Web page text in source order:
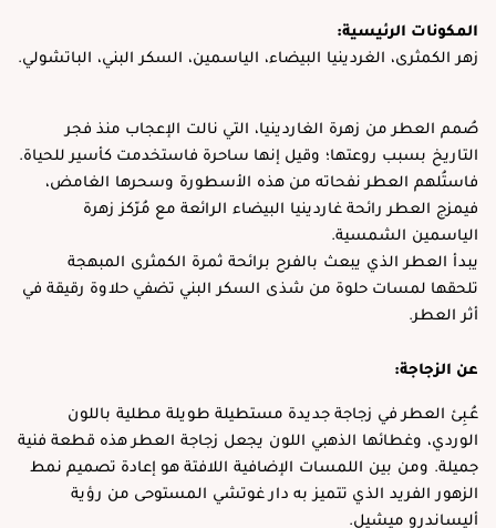
المكونات الرئيسية:
زهر الكمثرى، الغردينيا البيضاء، الياسمين، السكر البني، الباتشولي.
صُمم العطر من زهرة الغاردينيا، التي نالت الإعجاب منذ فجر
التاريخ بسبب روعتها؛ وقيل إنها ساحرة فاستخدمت كأسير للحياة.
فاستُلهم العطر نفحاته من هذه الأسطورة وسحرها الغامض،
فيمزج العطر رائحة غاردينيا البيضاء الرائعة مع مُرّكز زهرة
الياسمين الشمسية.
يبدأ العطر الذي يبعث بالفرح برائحة ثمرة الكمثرى المبهجة
تلحقها لمسات حلوة من شذى السكر البني تضفي حلاوة رقيقة في
أثر العطر.
عن الزجاجة:
عُـبِئ العطر في زجاجة جديدة مستطيلة طويلة مطلية باللون
الوردي، وغطائها الذهبي اللون يجعل زجاجة العطر هذه قطعة فنية
جميلة. ومن بين اللمسات الإضافية اللافتة هو إعادة تصميم نمط
الزهور الفريد الذي تتميز به دار غوتشي المستوحى من رؤية
أليساندرو ميشيل.